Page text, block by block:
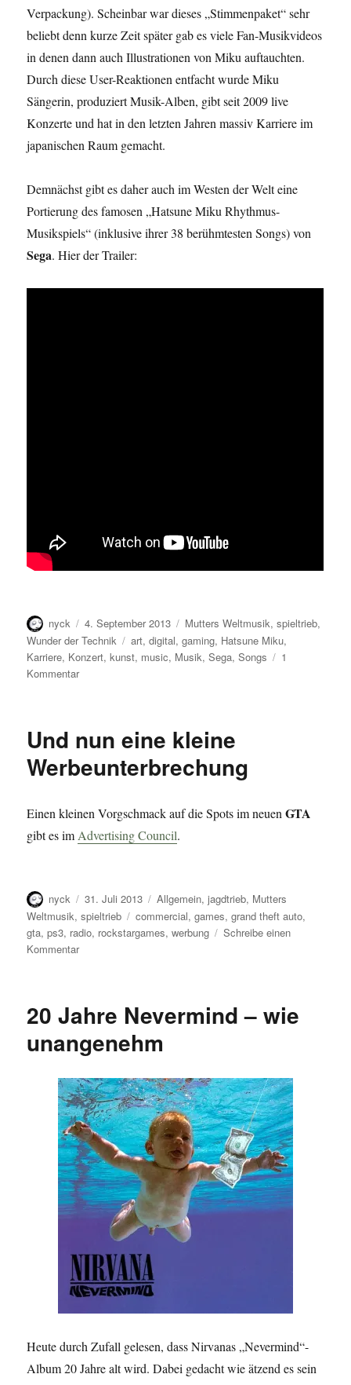
Verpackung). Scheinbar war dieses „Stimmenpaket“ sehr
beliebt denn kurze Zeit später gab es viele Fan-Musikvideos
in denen dann auch Illustrationen von Miku auftauchten.
Durch diese User-Reaktionen entfacht wurde Miku
Sängerin, produziert Musik-Alben, gibt seit 2009 live
Konzerte und hat in den letzten Jahren massiv Karriere im
japanischen Raum gemacht.
Demnächst gibt es daher auch im Westen der Welt eine
Portierung des famosen „Hatsune Miku Rhythmus-
Musikspiels“ (inklusive ihrer 38 berühmtesten Songs) von
Sega. Hier der Trailer:
Autor
nyck
Veröffentlicht
am
4. September 2013 Kategorien
Mutters Weltmusik,spieltrieb,
Wunder der Technik
Schlagwörter
art,digital,gaming, Hatsune Miku,
Karriere, Konzert,kunst, music, Musik,Sega,Songs
1
Kommentarzu
Und nun eine kleine
Werbeunterbrechung
Einen kleinen Vorgschmack auf die Spots im neuenGTA
gibt es im Advertising Council.
Autor
nyck
Veröffentlicht
am
31. Juli 2013 Kategorien
Allgemein,jagdtrieb, Mutters
Weltmusik,spieltrieb Schlagwörter
commercial,games,grand theft auto,
gta,ps3, radio, rockstargames,werbung
Schreibe einen
Kommentarzu
kleine
20 Jahre Nevermind – wie
unangenehm
Heute durch Zufall gelesen, dass Nirvanas „Nevermind“-
Album 20 Jahre alt wird. Dabei gedacht wie ätzend es sein